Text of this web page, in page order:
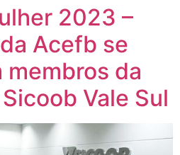
2023 –
Acefb se
membros da
Vale Sul